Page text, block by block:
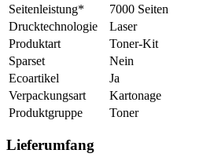
Seitenleistung*
7000 Seiten
Drucktechnologie
Laser
Produktart
Toner-Kit
Sparset
Nein
Ecoartikel
Ja
Verpackungsart
Kartonage
Produktgruppe
Toner
Lieferumfang